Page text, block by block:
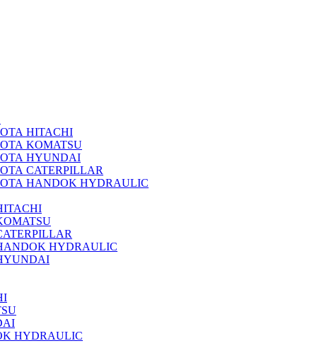
HITACHI
KOMATSU
HYUNDAI
CATERPILLAR
HANDOK HYDRAULIC
HYDRAULIC
HYDRAULIC